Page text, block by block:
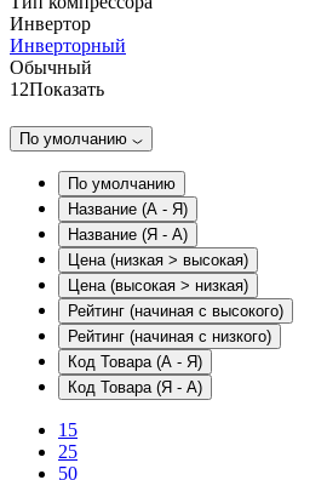
Инвертор
Инверторный
Обычный
12Показать
По умолчанию
По умолчанию
Название (А - Я)
Название (Я - А)
Цена (низкая > высокая)
Цена (высокая > низкая)
Рейтинг (начиная с высокого)
Рейтинг (начиная с низкого)
Код Товара (А - Я)
Код Товара (Я - А)
15
25
50